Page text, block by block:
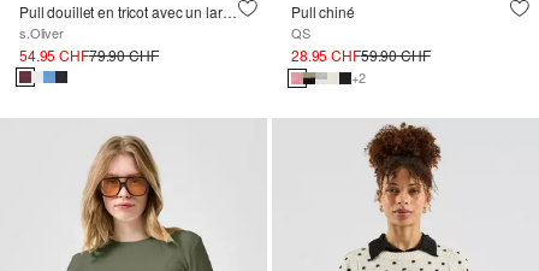
Pull douillet en tricot avec un large col roulé
s.Oliver
54.95 CHF79.90 CHF
Pull chiné
QS
28.95 CHF59.90 CHF
+2